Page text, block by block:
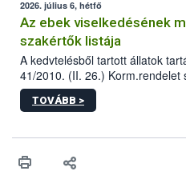
2026. július 6, hétfő
Az ebek viselkedésének
szakértők listája
A kedvtelésből tartott állatok
41/2010. (II. 26.) Korm.rendelet
sérülés, illetve ennek veszélye
hatósági feladatokat, valamint a
vonni az ebek viselkedésének
TOVÁBB >